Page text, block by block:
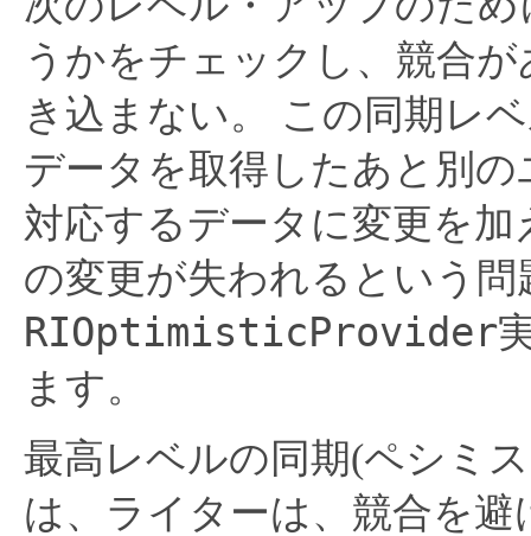
うかをチェックし、競合
き込まない。
この同期レ
データを取得したあと別
対応するデータに変更を加
の変更が失われるという
RIOptimisticProvider
ます。
最高レベルの同期(ペシミ
は、ライターは、競合を